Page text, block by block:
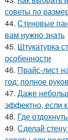
советы по
44. Стеновые
вам нужно знать
45. Штукатурка
особенности
46. Прайс-лист
год: полное
47. Даже
эффектно, если
48. Где
49. Сделай